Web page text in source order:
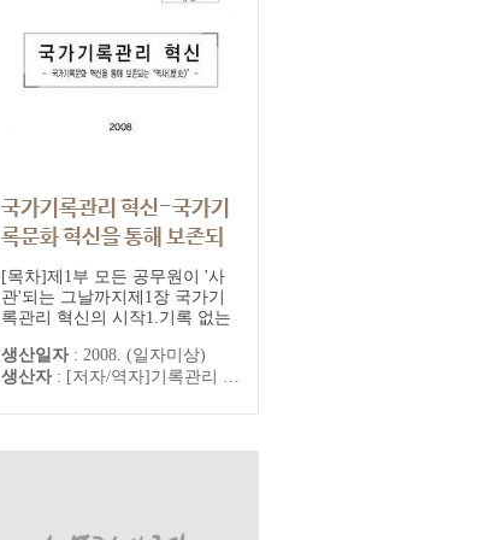
국가기록관리 혁신-국가기
록문화 혁신을 통해 보존되
는 "역사" : 참여정부 정책보
고서3-07
참여정부정책보고서 완성본
[목차]제1부 모든 공무원이 '사
관'되는 그날까지제1장 국가기
록관리 혁신의 시작1.기록 없는
상2.기록관리혁신은 정부혁신의
이정표제2장 국가기록관리 혁신
신의 물코를 트기 까지2.기록관
생산일자 : 2008. (일자미상)
생산자 : [저자/역자]기록관리 [출판]대통령자문 정책기획위원회